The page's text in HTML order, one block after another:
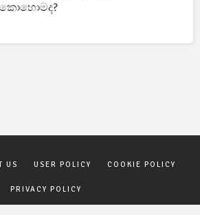
කොහොමද?
US USER POLICY COOKIE POLICY
PRIVACY POLICY